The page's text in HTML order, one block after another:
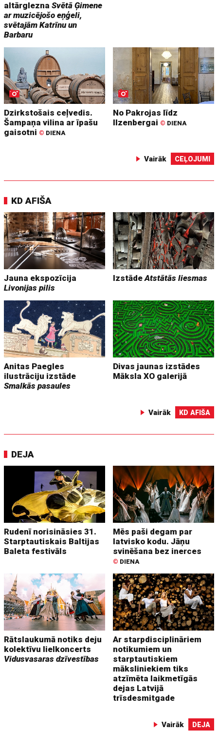
altārgleznaSvētā Ģimene
ar muzicējošo eņģeli,
svētajām Katrīnu un
Barbaru
Dzirkstošais ceļvedis.
Šampaņa vilina ar īpašu
gaisotni © DIENA
No Pakrojas līdz
Ilzenbergai © DIENA
Vairāk CEĻOJUMI
KD AFIŠA
Jauna ekspozīcija
Livonijas pilis
IzstādeAtstātās liesmas
Anitas Paegles
ilustrāciju izstāde
Smalkās pasaules
Divas jaunas izstādes
Māksla XO galerijā
Vairāk KD AFIŠA
DEJA
Rudenī norisināsies 31.
Starptautiskais Baltijas
Baleta festivāls
Mēs paši degam par
latvisko kodu. Jāņu
svinēšana bez inerces
© DIENA
Rātslaukumā notiks deju
kolektīvu lielkoncerts
Vidusvasaras dzīvestības
Ar starpdisciplināriem
notikumiem un
starptautiskiem
māksliniekiem tiks
atzīmēta laikmetīgās
dejas Latvijā
trīsdesmitgade
Vairāk DEJA